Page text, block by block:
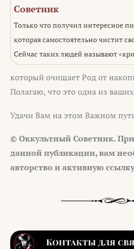
Советник
Только что получил интересное
которая самостоятельно чистит
Сейчас таких людей называют
который очищает Род от
Полагаю, что это одна из
Удачи Вам на этом Важном
© Оккультный Советник.
данной публикации, вам
авторство и активную